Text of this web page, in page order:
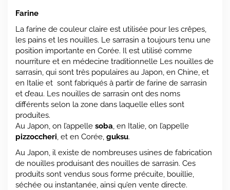
Farine
La farine de couleur claire est utilisée pour les crêpes,
les pains et les nouilles. Le sarrasin a toujours tenu une
position importante en Corée. Il est utilisé comme
nourriture et en médecine traditionnelle Les nouilles de
sarrasin, qui sont très populaires au Japon, en Chine, et
en Italie et sont fabriqués à partir de farine de sarrasin
et d’eau. Les nouilles de sarrasin ont des noms
différents selon la zone dans laquelle elles sont
produites.
Au Japon, on l’appelle soba, en Italie, on l’appelle
pizzoccheri, et en Corée, guksu.
Au Japon, il existe de nombreuses usines de fabrication
de nouilles produisant des nouilles de sarrasin. Ces
produits sont vendus sous forme précuite, bouillie,
séchée ou instantanée, ainsi qu’en vente directe.